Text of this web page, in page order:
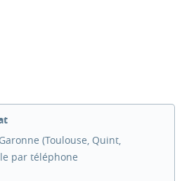
(Toulouse, Quint,
par téléphone